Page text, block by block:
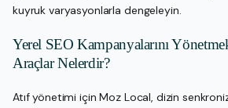
kuyruk varyasyonlarla dengeleyin.
Yerel SEO Kampanyalarını
Araçlar Nelerdir?
Atıf yönetimi için Moz Local, dizin